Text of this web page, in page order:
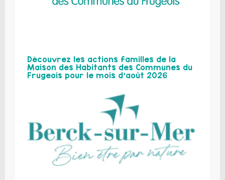
Découvrez les actions familles de la
Maison des Habitants des Communes du
Frugeois pour le mois d’août 2026